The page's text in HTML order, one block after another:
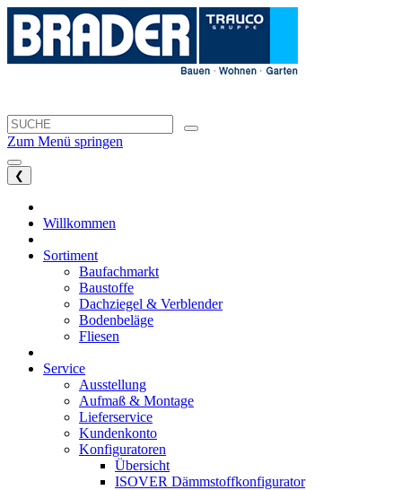
Zum Menü springen
❮
Willkommen
Sortiment
Baufachmarkt
Baustoffe
Dachziegel & Verblender
Bodenbeläge
Fliesen
Service
Ausstellung
Aufmaß & Montage
Lieferservice
Kundenkonto
Konfiguratoren
Übersicht
ISOVER Dämmstoffkonfigurator